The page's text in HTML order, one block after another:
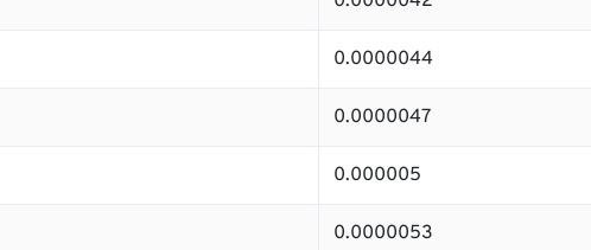
0.0000044
0.0000047
0.000005
0.0000053